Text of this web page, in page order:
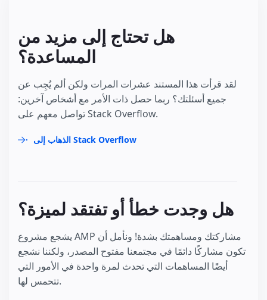
هل تحتاج إلى مزيد من
المساعدة؟
لقد قرأت هذا المستند عشرات المرات ولكن ألم يُجِب عن
جميع أسئلتك؟ ربما حصل ذات الأمر مع أشخاص آخرين:
تواصل معهم على Stack Overflow.
الذهاب إلى Stack Overflow
هل وجدت خطأ أو تفتقد لميزة؟
يشجع مشروع AMP مشاركتك ومساهمتك بشدة! ونأمل أن
تكون مشاركًا دائمًا في مجتمعنا مفتوح المصدر، ولكننا نشجع
أيضًا المساهمات التي تحدث لمرة واحدة في الأمور التي
تتحمس لها.